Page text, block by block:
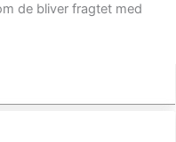
de bliver fragtet med